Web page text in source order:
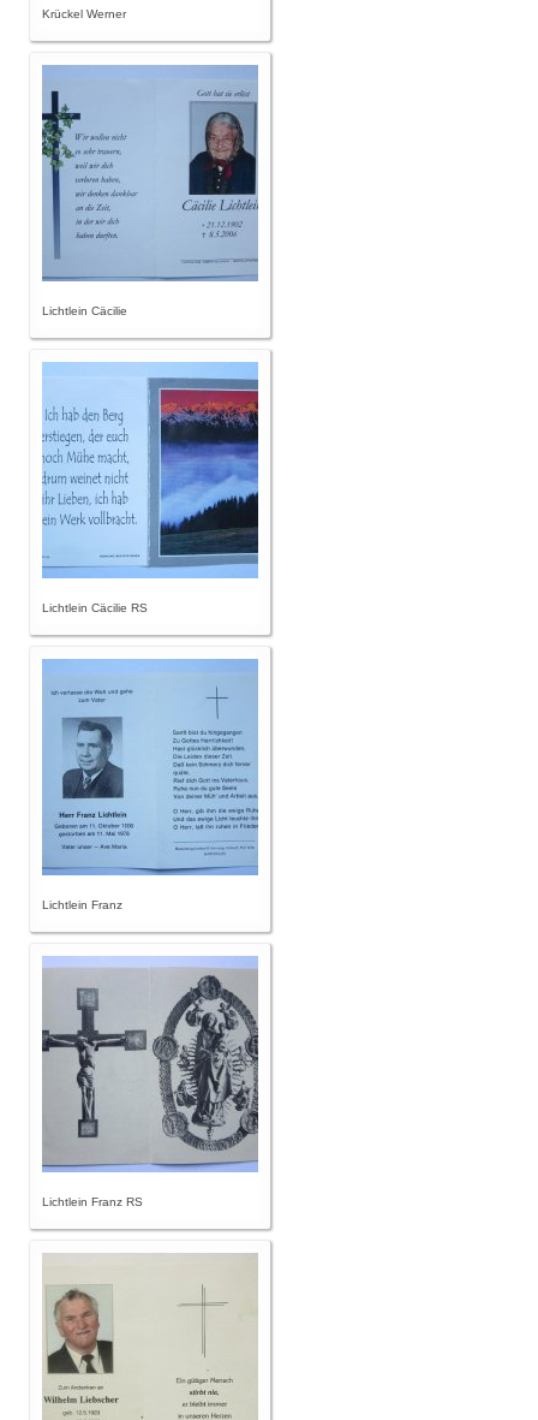
Krückel Werner
Lichtlein Cäcilie
Lichtlein Cäcilie RS
Lichtlein Franz
Lichtlein Franz RS